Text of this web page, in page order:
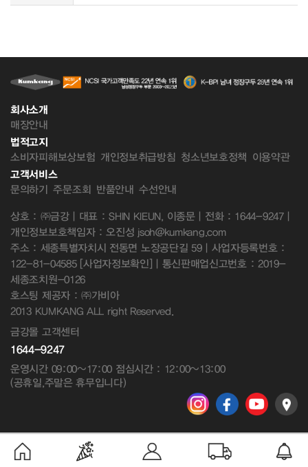
회사소개
매장안내
법적고지
소비자피해보상보험 개인정보취급방침 청소년보호정책 이용약관
고객서비스
문의하기 주문조회 반품안내 수선안내
상호 : ㈜금강 | 대표 : SHIN KIEUN, 이종문 | 전화 : 1644-9247 |
개인정보보호책임자 : 오진성 jsoh@kumkang.com
주소 : 세종특별자치시 전동면 노장공단길 59 | 사업자등록번호 :
122-81-04585 [사업자정보확인] | 통신판매업신고번호 : 2019-
세종조치원-0126
호스팅 제공자 : ㈜가비아
2013 KUMKANG ALL right Reserved.
금강몰 고객센터
1644-9247
운영시간 09:00~17:00 점심시간 : 12:00~13:00
(공휴일,주말은 휴무입니다)